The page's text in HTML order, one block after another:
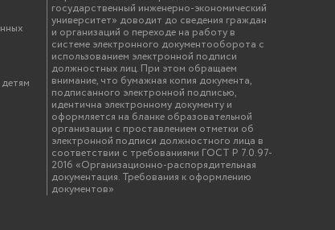
государственный инженерно-экономический
университет» доводит до сведения граждан
и организаций о переходе на работу в
системе электронного документооборота с
использованием электронной подписи
должностных лиц. При этом обращаем
внимание, что бумажная копия документа,
подписанного электронной подписью,
идентична электронному документу и
оформляется на бланке образовательной
организации с проставлением отметки об
электронной подписи должностного лица в
соответствии с требованиями ГОСТ Р 7.0.97-
2016 «Организационно-распорядительная
документация. Требования к оформлению
документов»